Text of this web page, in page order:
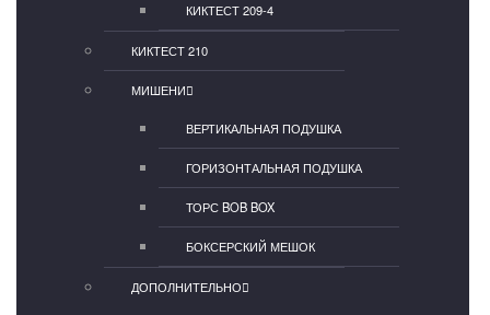
КИКТЕСТ 209-4
КИКТЕСТ 210
МИШЕНИ
ВЕРТИКАЛЬНАЯ ПОДУШКА
ГОРИЗОНТАЛЬНАЯ ПОДУШКА
ТОРС BOB BOX
БОКСЕРСКИЙ МЕШОК
ДОПОЛНИТЕЛЬНО